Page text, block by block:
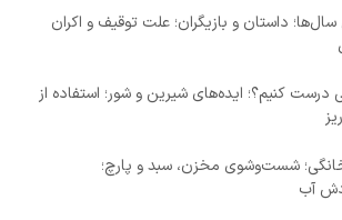
داستان و بازیگران؛ علت توقیف و اکران
درست کنیم؟؛ ایده‌های شیرین و شور؛ استفاده از
شست‌وشوی مخزن، سبد و پارچ؛
آب